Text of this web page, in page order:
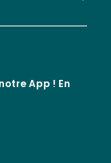
App ! En